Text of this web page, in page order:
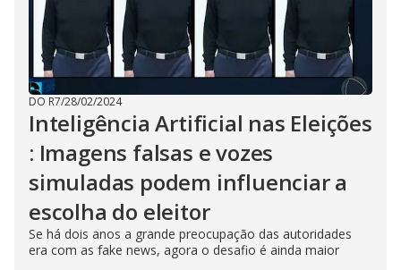
DO R7/28/02/2024
Inteligência Artificial nas Eleições
: Imagens falsas e vozes
simuladas podem influenciar a
escolha do eleitor
Se há dois anos a grande preocupação das autoridades
era com as fake news, agora o desafio é ainda maior